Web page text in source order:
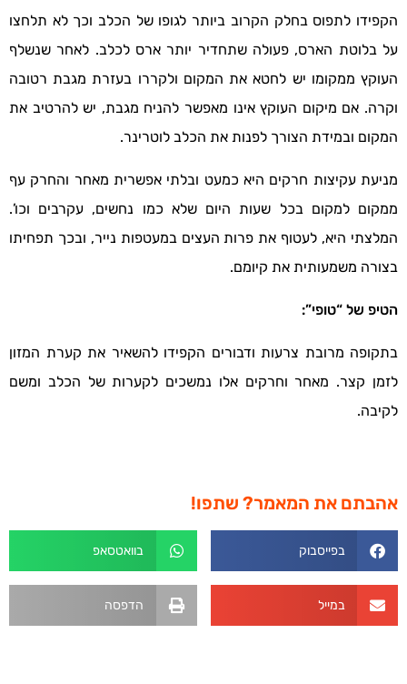
הקפידו לתפוס בחלק הקרוב ביותר לגופו של הכלב וכך לא תלחצו
על בלוטת הארס, פעולה שתחדיר יותר ארס לכלב. לאחר שנשלף
העוקץ ממקומו יש לחטא את המקום ולקררו בעזרת מגבת רטובה
וקרה. אם מיקום העוקץ אינו מאפשר להניח מגבת, יש להרטיב את
המקום ובמידת הצורך לפנות את הכלב לוטרינר.
מניעת עקיצות חרקים היא כמעט ובלתי אפשרית מאחר והחרק עף
ממקום למקום בכל שעות היום שלא כמו נחשים, עקרבים וכו’.
המלצתי היא, לעטוף את פרות העצים במעטפות נייר, ובכך תפחיתו
בצורה משמעותית את קיומם.
הטיפ של “טופי”:
בתקופה מרובת צרעות ודבורים הקפידו להשאיר את קערת המזון
לזמן קצר. מאחר וחרקים אלו נמשכים לקערות של הכלב ומשם
לקיבה.
אהבתם את המאמר? שתפו!
בפייסבוק בוואטסאפ
במייל הדפסה